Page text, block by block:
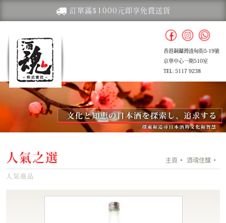
訂單滿$1000元即享免費送貨
香港銅鑼灣渣甸街5-19號
京華中心一期510室
TEL: 5117 9238
人氣之選 主頁 酒魂佳釀
人気商品